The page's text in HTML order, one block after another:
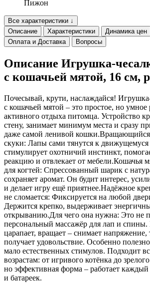
Пижон
Все характеристики ↓
Описание
Характеристики Динамика цен
Оплата и Доставка
Вопросы
Описание Игрушка-
с кошачьей мятой, 16 см,
Почесывай, крути, наслаждайся!
с кошачьей мятой – это простое, но
активного отдыха питомца. Устройство
стену, занимает минимум места и сразу
даже самой ленивой кошки.Вращающийся
скуки: Лапы сами тянутся к
стимулирует охотничий инстинкт,
реакцию и отвлекает от мебели.Кошачья
для когтей: Спрессованный шарик с
сохраняет аромат. Он будит интерес,
и делает игру ещё приятнее.Надёжное
не сломается: Фиксируется на любой
Держится крепко, выдерживает
открыванию.Для чего она нужна: Это не
персональный массажёр для лап и спины.
царапает, вращает – снимает напряжение,
получает удовольствие. Особенно
мало естественных стимулов. Подходит
возрастам: от игривого котёнка до
но эффективная форма – работает каждый
и батареек.